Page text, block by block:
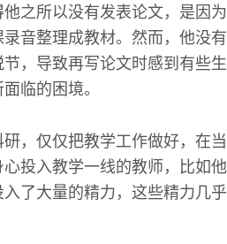
之所以没有发表论文，是因
录音整理成教材。然而，他没
，导致再写论文时感到有些
临的困境。
，仅仅把教学工作做好，在
投入教学一线的教师，比如
了大量的精力，这些精力几